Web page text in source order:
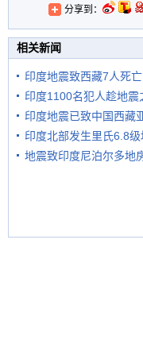
分享到：
相关新闻
印度地震致西藏7人死
印度1100名犯人趁地震
印度地震已致中国西藏
印度北部发生里氏6.8级
地震致印度尼泊尔多地